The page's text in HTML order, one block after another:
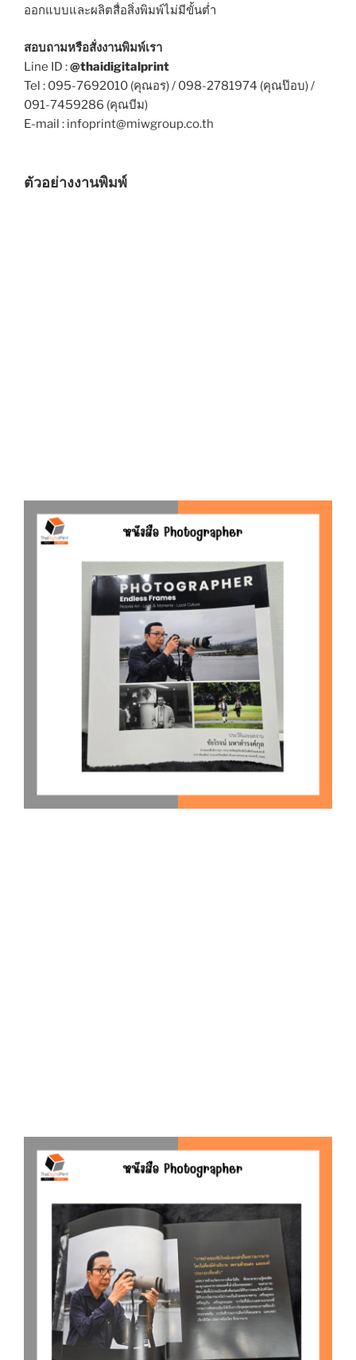
ออกแบบและผลิตสื่อสิ่งพิมพ์ไม่มีขั้นต่ำ
สอบถามหรือสั่งงานพิมพ์เรา
Line ID :@thaidigitalprint
Tel : 095-7692010 (คุณอร) / 098-2781974 (คุณป๊อบ) /
091-7459286 (คุณบีม)
E-mail : infoprint@miwgroup.co.th
ตัวอย่างงานพิมพ์